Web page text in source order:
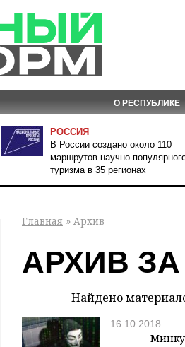
О РЕСПУБЛИКЕ
РОССИЯ
В России создано около 110
маршрутов научно-
туризма в 35 регионах
Главная » Архив
АРХИВ ЗА
Найдено
16.10.2018